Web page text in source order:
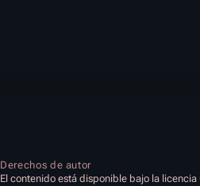
Derechos de autor
El contenido está disponible bajo la licencia